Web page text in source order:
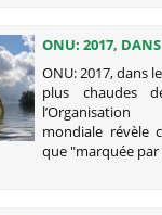
ONU: 2017, DANS
ANNÉES LES
L'HISTOIRE
ONU: 2017, dans
plus chaudes
mondiale révèle
que "marquée